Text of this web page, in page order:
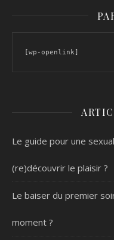
[wp-openlink]
Le guide pour une
(re)découvrir le plaisir ?
Le baiser du premier
moment ?